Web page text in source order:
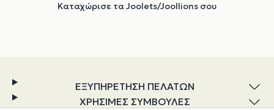
Καταχώρισε τα Joolets/Joollions σου
ΕΞΥΠΗΡΕΤΗΣΗ ΠΕΛΑΤΩΝ
ΧΡΗΣΙΜΕΣ ΣΥΜΒΟΥΛΕΣ